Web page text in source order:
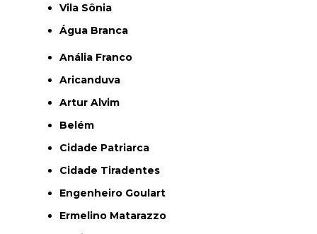
Vila Sônia
Água Branca
Anália Franco
Aricanduva
Artur Alvim
Belém
Cidade Patriarca
Cidade Tiradentes
Engenheiro Goulart
Ermelino Matarazzo